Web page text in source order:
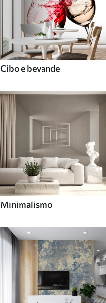
Cibo e bevande
Minimalismo